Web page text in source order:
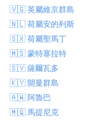
🇻🇬 英屬維京群島
🇳🇱 荷屬安的列斯
🇸🇽 荷屬聖馬丁
🇲🇸 蒙特塞拉特
🇸🇻 薩爾瓦多
🇰🇾 開曼群島
🇦🇼 阿魯巴
🇲🇶 馬提尼克